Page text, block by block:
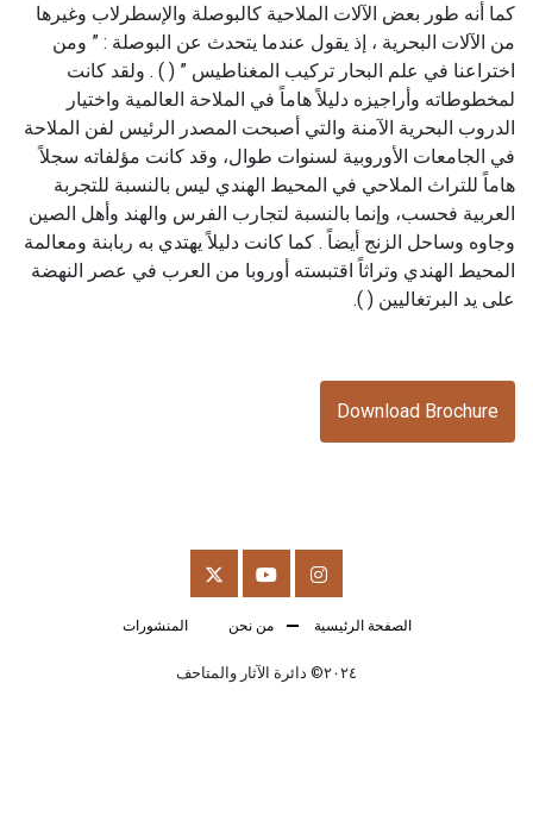
كما أنه طور بعض الآلات الملاحية كالبوصلة والإسطرلاب وغيرها
من الآلات البحرية ، إذ يقول عندما يتحدث عن البوصلة : ” ومن
اختراعنا في علم البحار تركيب المغناطيس ” ( ) . ولقد كانت
لمخطوطاته وأراجيزه دليلاً هاماً في الملاحة العالمية واختيار
الدروب البحرية الآمنة والتي أصبحت المصدر الرئيس لفن الملاحة
في الجامعات الأوروبية لسنوات طوال، وقد كانت مؤلفاته سجلاً
هاماً للتراث الملاحي في المحيط الهندي ليس بالنسبة للتجربة
العربية فحسب، وإنما بالنسبة لتجارب الفرس والهند وأهل الصين
وجاوه وساحل الزنج أيضاً . كما كانت دليلاً يهتدي به ربابنة ومعالمة
المحيط الهندي وتراثاً اقتبسته أوروبا من العرب في عصر النهضة
على يد البرتغاليين ( ).
Download Brochure
الصفحة الرئيسية من نحن المنشورات
٢٠٢٤© دائرة الآثار والمتاحف